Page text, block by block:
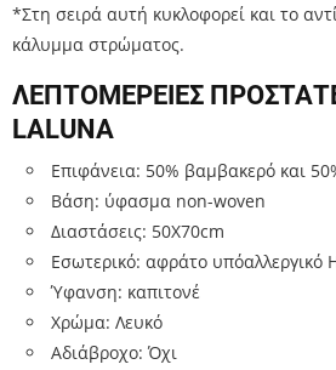
*Στη σειρά αυτή κυκλοφορεί και το
κάλυμμα στρώματος.
ΛΕΠΤΟΜΕΡΕΙΕΣ
LALUNA
Επιφάνεια: 50% βαμβακερό και
Βάση: ύφασμα non-woven
Διαστάσεις: 50Χ70cm
Εσωτερικό: αφράτο υπόαλλεργικό
Ύφανση: καπιτονέ
Χρώμα: Λευκό
Αδιάβροχο: Όχι